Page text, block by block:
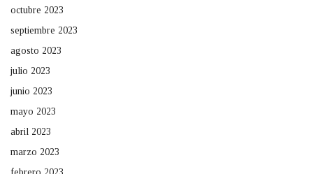
octubre 2023
septiembre 2023
agosto 2023
julio 2023
junio 2023
mayo 2023
abril 2023
marzo 2023